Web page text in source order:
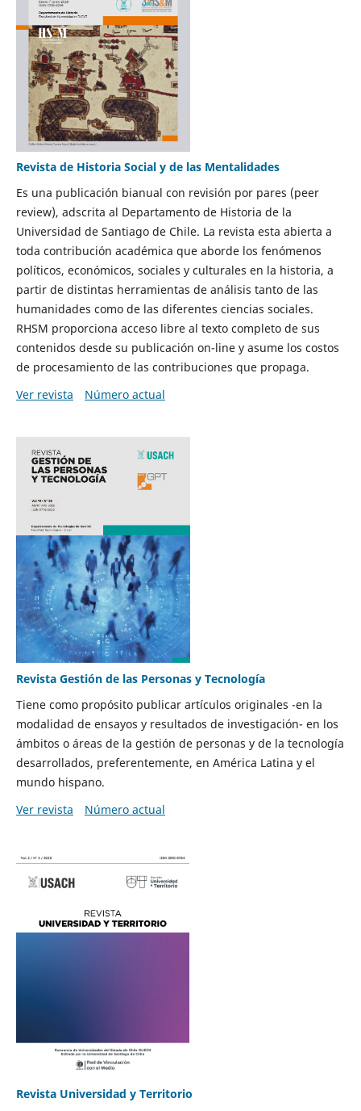
Revista de Historia Social y de las Mentalidades
Es una publicación bianual con revisión por pares (peer
review), adscrita al Departamento de Historia de la
Universidad de Santiago de Chile. La revista esta abierta a
toda contribución académica que aborde los fenómenos
políticos, económicos, sociales y culturales en la historia, a
partir de distintas herramientas de análisis tanto de las
humanidades como de las diferentes ciencias sociales.
RHSM proporciona acceso libre al texto completo de sus
contenidos desde su publicación on-line y asume los costos
de procesamiento de las contribuciones que propaga.
Ver revista
Número actual
Revista Gestión de las Personas y Tecnología
Tiene como propósito publicar artículos originales -en la
modalidad de ensayos y resultados de investigación- en los
ámbitos o áreas de la gestión de personas y de la tecnología
desarrollados, preferentemente, en América Latina y el
mundo hispano.
Ver revista
Número actual
Revista Universidad y Territorio